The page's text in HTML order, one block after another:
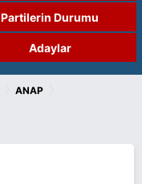
Partilerin Durumu
Adaylar
ANAP